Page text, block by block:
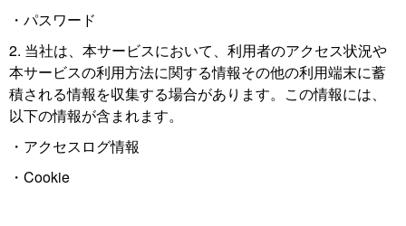
・パスワード
2. 当社は、本サービスにおいて、利用者のアクセス状況や
本サービスの利用方法に関する情報その他の利用端末に蓄
積される情報を収集する場合があります。この情報には、
以下の情報が含まれます。
・アクセスログ情報
・Cookie